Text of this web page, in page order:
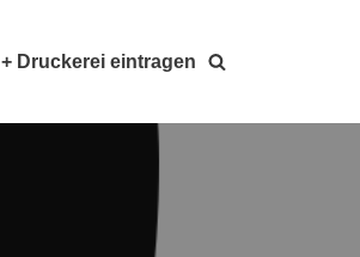
+ Druckerei eintragen